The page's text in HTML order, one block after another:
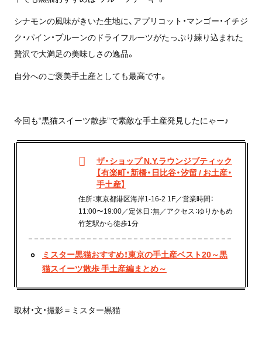
シナモンの風味がきいた生地に、アプリコット・マンゴー・イチジ
ク・パイン・プルーンのドライフルーツがたっぷり練り込まれた
贅沢で大満足の美味しさの逸品。
自分へのご褒美手土産としても最高です。
今回も“黒猫スイーツ散歩”で素敵な手土産発見したにゃー♪
ザ・ショップ N.Y.ラウンジブティック
【有楽町・新橋・日比谷・汐留 / お土産・
手土産】
住所：東京都港区海岸1-16-2 1F／営業時間：
11:00〜19:00／定休日：無／アクセス：ゆりかもめ
竹芝駅から徒歩1分
ミスター黒猫おすすめ！東京の手土産ベスト20～黒
猫スイーツ散歩 手土産編まとめ～
取材・文・撮影＝ミスター黒猫